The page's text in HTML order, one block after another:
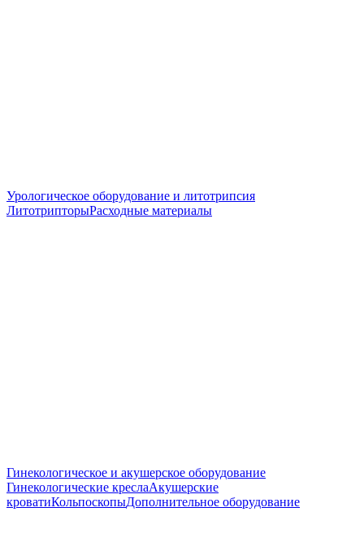
Урологическое оборудование и литотрипсия
ЛитотрипторыРасходные материалы
Гинекологическое и акушерское оборудование
Гинекологические креслаАкушерские
кроватиКольпоскопыДополнительное оборудование